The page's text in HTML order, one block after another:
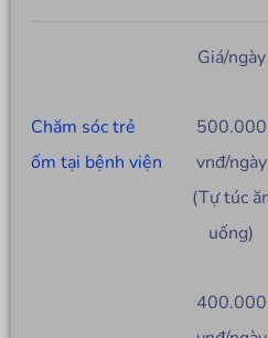
Giá/ngày
Chăm sóc trẻ
ốm tại bệnh viện
500.000
vnđ/ngày
(Tự túc
uống)
400.000